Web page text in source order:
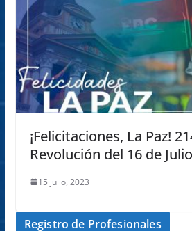
¡Felicitaciones, La Paz!
Revolución del 16 de
15 julio, 2023
Registro de Profesionales